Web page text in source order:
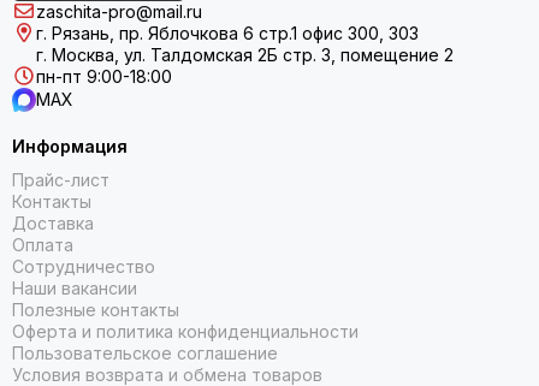
zaschita-pro@mail.ru
г. Рязань, пр. Яблочкова 6 стр.1 офис 300, 303
г. Москва, ул. Талдомская 2Б стр. 3, помещение 2
пн-пт 9:00-18:00
MAX
Информация
Прайс-лист
Контакты
Доставка
Оплата
Сотрудничество
Наши вакансии
Полезные контакты
Оферта и политика конфиденциальности
Пользовательское соглашение
Условия возврата и обмена товаров